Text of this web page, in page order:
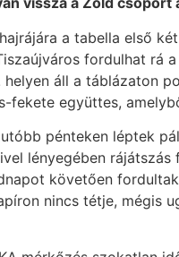
a tabella első
fordulhat rá
áll a táblázaton
fekete együttes,
pénteken léptek
lényegében
követően
nincs tétje, mégis